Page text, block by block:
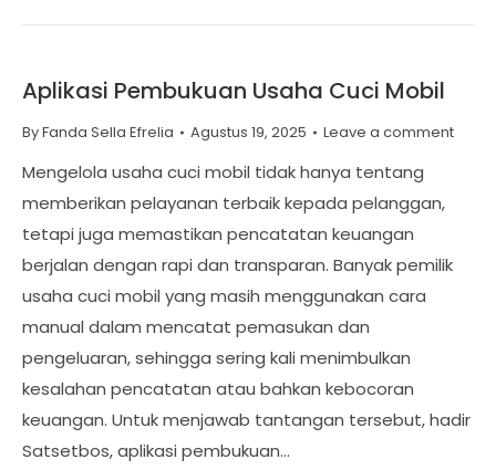
Aplikasi Pembukuan Usaha Cuci Mobil
ByFanda Sella Efrelia Agustus 19, 2025 Leave a comment
Mengelola usaha cuci mobil tidak hanya tentang
memberikan pelayanan terbaik kepada pelanggan,
tetapi juga memastikan pencatatan keuangan
berjalan dengan rapi dan transparan. Banyak pemilik
usaha cuci mobil yang masih menggunakan cara
manual dalam mencatat pemasukan dan
pengeluaran, sehingga sering kali menimbulkan
kesalahan pencatatan atau bahkan kebocoran
keuangan. Untuk menjawab tantangan tersebut, hadir
Satsetbos, aplikasi pembukuan…